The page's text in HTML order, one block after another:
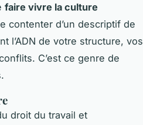
faire vivre la culture
contenter d’un descriptif de
l’ADN de votre structure, vos
C’est ce genre de
droit du travail et